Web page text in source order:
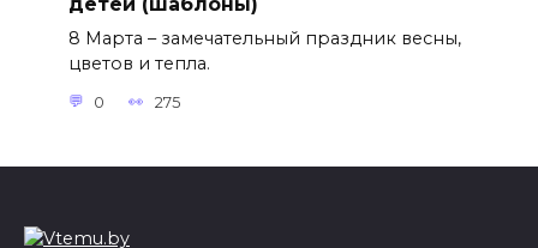
8 Марта – замечательный праздник весны,
цветов и тепла.
0 275